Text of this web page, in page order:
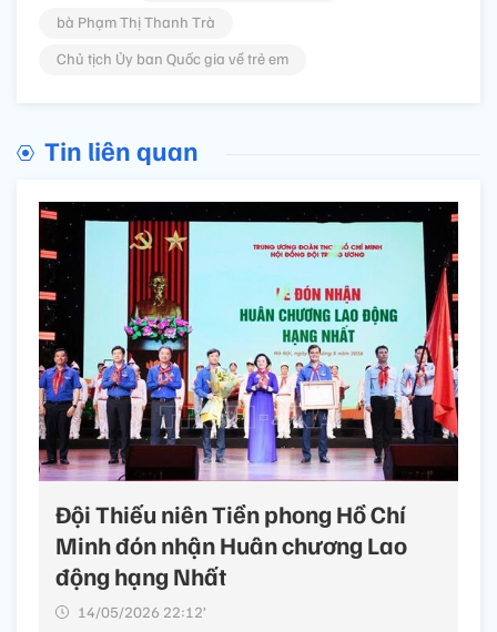
bà Phạm Thị Thanh Trà
Chủ tịch Ủy ban Quốc gia về trẻ em
Tin liên quan
Đội Thiếu niên Tiền phong Hồ Chí
Minh đón nhận Huân chương Lao
động hạng Nhất
14/05/2026 22:12’